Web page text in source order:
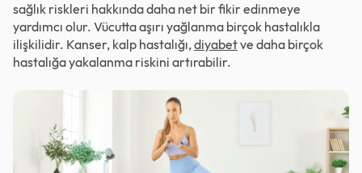
sağlık riskleri hakkında daha net bir fikir edinmeye
yardımcı olur. Vücutta aşırı yağlanma birçok hastalıkla
ilişkilidir. Kanser, kalp hastalığı,diyabetve daha birçok
hastalığa yakalanma riskini artırabilir.